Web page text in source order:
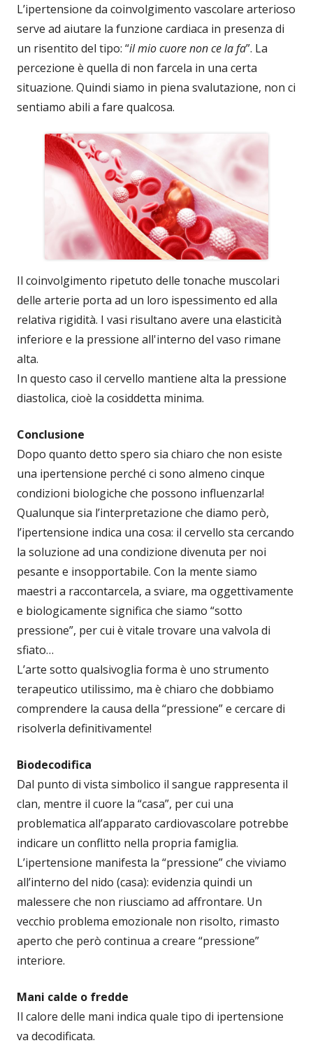
L’ipertensione da coinvolgimento vascolare arterioso
serve ad aiutare la funzione cardiaca in presenza di
un risentito del tipo: “il mio cuore non ce la fa”. La
percezione è quella di non farcela in una certa
situazione. Quindi siamo in piena svalutazione, non ci
sentiamo abili a fare qualcosa.
Il coinvolgimento ripetuto delle tonache muscolari
delle arterie porta ad un loro ispessimento ed alla
relativa rigidità. I vasi risultano avere una elasticità
inferiore e la pressione all'interno del vaso rimane
alta.
In questo caso il cervello mantiene alta la pressione
diastolica, cioè la cosiddetta minima.
Conclusione
Dopo quanto detto spero sia chiaro che non esiste
una ipertensione perché ci sono almeno cinque
condizioni biologiche che possono influenzarla!
Qualunque sia l’interpretazione che diamo però,
l’ipertensione indica una cosa: il cervello sta cercando
la soluzione ad una condizione divenuta per noi
pesante e insopportabile. Con la mente siamo
maestri a raccontarcela, a sviare, ma oggettivamente
e biologicamente significa che siamo “sotto
pressione”, per cui è vitale trovare una valvola di
sfiato…
L’arte sotto qualsivoglia forma è uno strumento
terapeutico utilissimo, ma è chiaro che dobbiamo
comprendere la causa della “pressione” e cercare di
risolverla definitivamente!
Biodecodifica
Dal punto di vista simbolico il sangue rappresenta il
clan, mentre il cuore la “casa”, per cui una
problematica all’apparato cardiovascolare potrebbe
indicare un conflitto nella propria famiglia.
L’ipertensione manifesta la “pressione” che viviamo
all’interno del nido (casa): evidenzia quindi un
malessere che non riusciamo ad affrontare. Un
vecchio problema emozionale non risolto, rimasto
aperto che però continua a creare “pressione”
interiore.
Mani calde o fredde
Il calore delle mani indica quale tipo di ipertensione
va decodificata.